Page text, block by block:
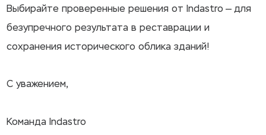
Выбирайте проверенные решения от Indastro — для
безупречного результата в реставрации и
сохранения исторического облика зданий!
С уважением,
Команда Indastro